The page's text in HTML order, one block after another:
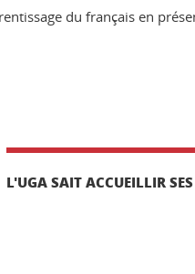
du français en
L'UGA SAIT ACCUEILLIR